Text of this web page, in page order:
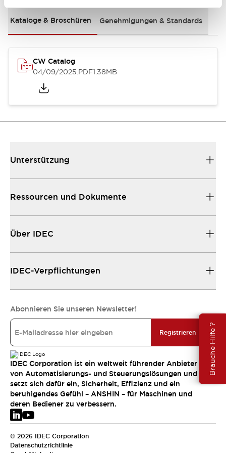
Brauche Hilfe ?
Kataloge & Broschüren Genehmigungen & Standards
CW Catalog
04/09/2025.PDF1.38MB
Unterstützung
Ressourcen und Dokumente
Über IDEC
IDEC-Verpflichtungen
Abonnieren Sie unseren Newsletter!
Registrieren
IDEC Corporation ist ein weltweit führender Anbieter
von Automatisierungs- und Steuerungslösungen und
setzt sich dafür ein, Sicherheit, Effizienz und ein
beruhigendes Gefühl – ANSHIN – für Maschinen und
deren Bediener zu verbessern.
© 2026 IDEC Corporation
Datenschutzrichtlinie